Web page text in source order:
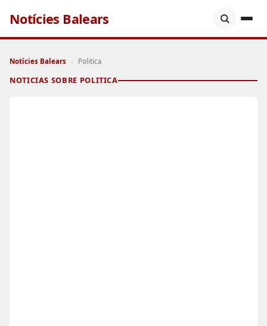
Notícies Balears
Notícies Balears › Politica
NOTICIAS SOBRE POLITICA